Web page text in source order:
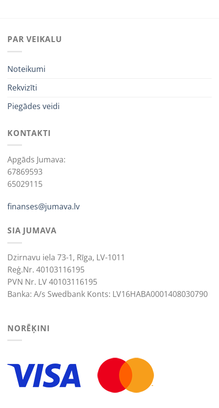
PAR VEIKALU
Noteikumi
Rekvizīti
Piegādes veidi
KONTAKTI
Apgāds Jumava:
67869593
65029115
finanses@jumava.lv
SIA JUMAVA
Dzirnavu iela 73-1, Rīga, LV-1011
Reģ.Nr. 40103116195
PVN Nr. LV 40103116195
Banka: A/s Swedbank Konts: LV16HABA0001408030790
NORĒĶINI